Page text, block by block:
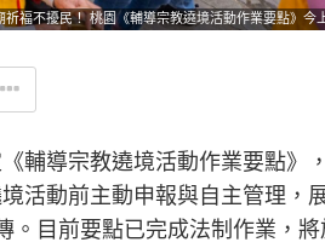
祈福不擾民！ 桃園《輔導宗教遶境活動作業要點》今
輔導宗教遶境活動作業要點》
活動前主動申報與自主管理，
。目前要點已完成法制作業，